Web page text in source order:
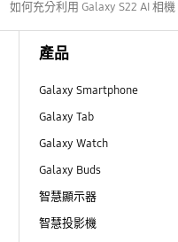
如何充分利用 Galaxy S22 AI 相
產品
Galaxy Smartphone
Galaxy Tab
Galaxy Watch
Galaxy Buds
智慧顯示器
智慧投影機